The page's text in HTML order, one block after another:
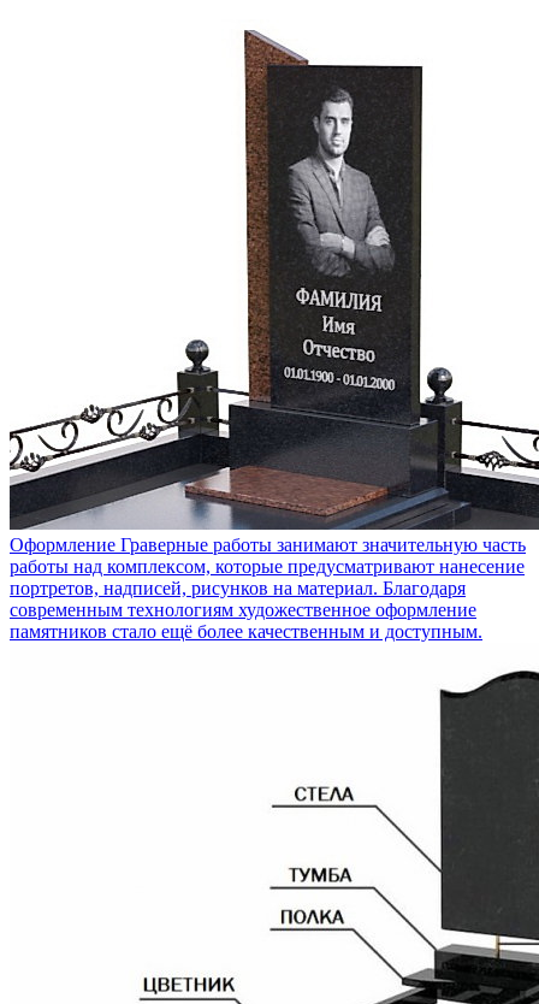
Оформление Граверные работы занимают значительную часть
работы над комплексом, которые предусматривают нанесение
портретов, надписей, рисунков на материал. Благодаря
современным технологиям художественное оформление
памятников стало ещё более качественным и доступным.